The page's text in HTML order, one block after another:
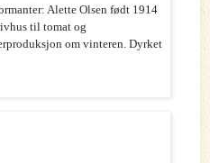
Alette Olsen født 1914
til tomat og
om vinteren. Dyrket